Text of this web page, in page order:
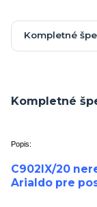
Kompletné
Kompletné
Popis:
C902IX/20
Arialdo pre